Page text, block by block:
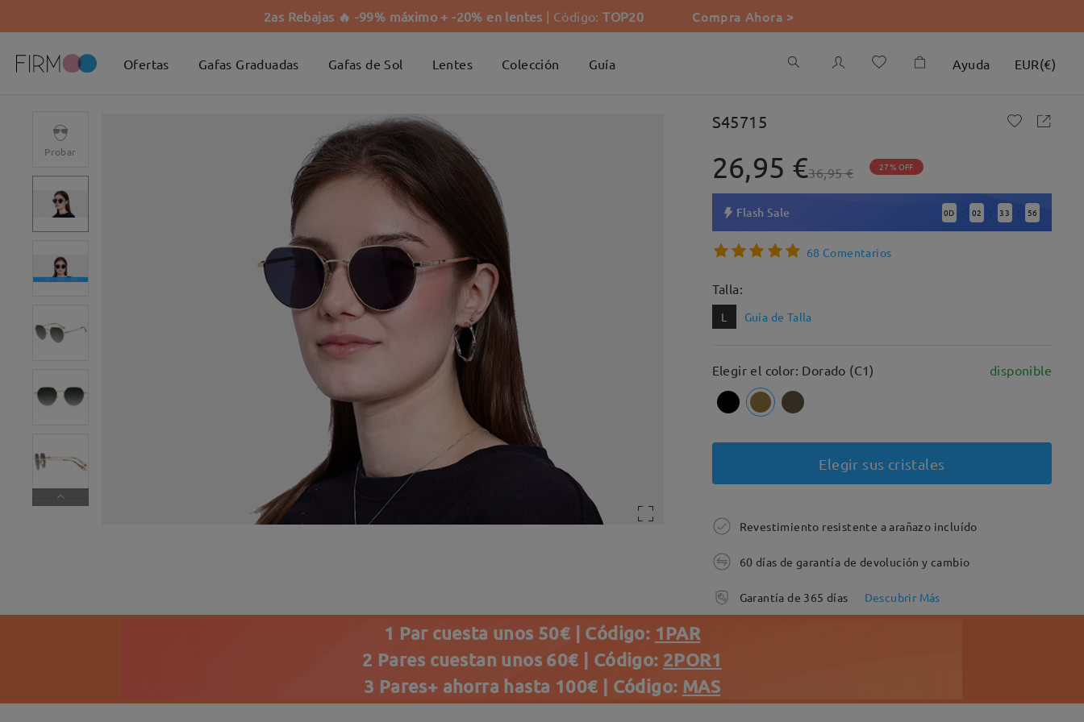
2as Rebajas 🔥 -99% máximo + -20% en lentes | Código:TOP20 Compra Ahora >
Ofertas Gafas Graduadas Gafas de Sol Lentes Colección Guía Ayuda EUR(€)
Probar
S45715
26,95 €36,95 € 27% OFF
Flash Sale 0D : 02 : 33 : 55
68 Comentarios
Talla:
L Guía de Talla
Elegir el color: Dorado (C1) disponible
Elegir sus cristales
Revestimiento resistente a arañazo incluído
60 días de garantía de devolución y cambio
Garantía de 365 días Descubrir Más
1 Par cuesta unos 50€ | Código: 1PAR
2 Pares cuestan unos 60€ | Código: 2POR1
3 Pares+ ahorra hasta 100€ | Código: MAS